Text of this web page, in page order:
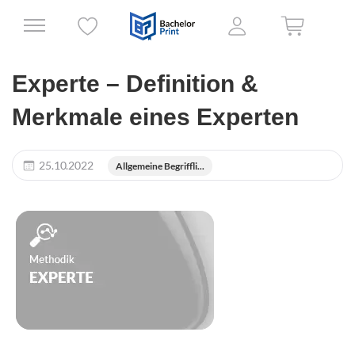
Experte – Definition &
Merkmale eines Experten
25.10.2022 Allgemeine Begriffli...